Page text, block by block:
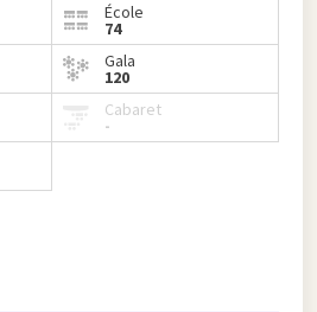
École
74
Gala
120
Cabaret
-